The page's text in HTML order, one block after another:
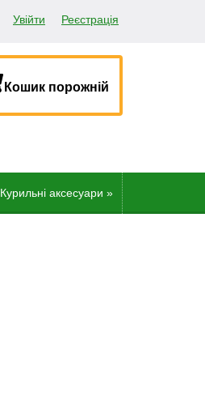
Увійти Реєстрація
Кошик порожній
Курильні аксесуари »